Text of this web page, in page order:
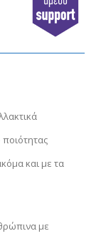
και με τα
με